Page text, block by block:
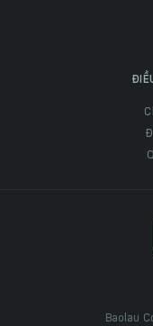
Baolau